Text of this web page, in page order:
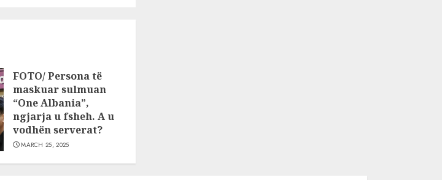
FOTO/ Persona të
maskuar sulmuan
“One Albania”,
ngjarja u fsheh. A u
vodhën serverat?
MARCH 25, 2025